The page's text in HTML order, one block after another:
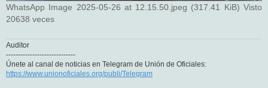
WhatsApp Image 2025-05-26 at 12.15.50.jpeg (317.41 KiB) Visto
20638 veces
Auditor
-----------------------------
Únete al canal de noticias en Telegram de Unión de Oficiales:
https://www.unionoficiales.org/publi/Telegram